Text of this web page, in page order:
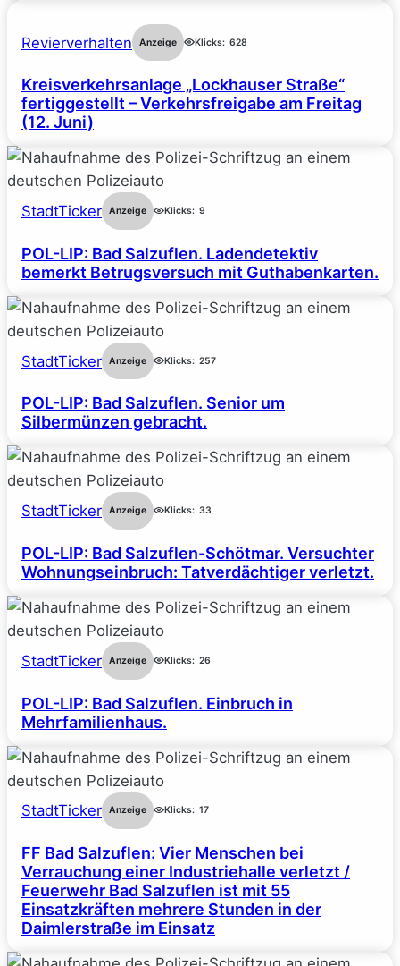
Revierverhalten Anzeige Klicks: 628
Kreisverkehrsanlage „Lockhauser Straße“
fertiggestellt – Verkehrsfreigabe am Freitag
(12. Juni)
StadtTicker Anzeige Klicks: 9
POL-LIP: Bad Salzuflen. Ladendetektiv
bemerkt Betrugsversuch mit Guthabenkarten.
StadtTicker Anzeige Klicks: 257
POL-LIP: Bad Salzuflen. Senior um
Silbermünzen gebracht.
StadtTicker Anzeige Klicks: 33
POL-LIP: Bad Salzuflen-Schötmar. Versuchter
Wohnungseinbruch: Tatverdächtiger verletzt.
StadtTicker Anzeige Klicks: 26
POL-LIP: Bad Salzuflen. Einbruch in
Mehrfamilienhaus.
StadtTicker Anzeige Klicks: 17
FF Bad Salzuflen: Vier Menschen bei
Verrauchung einer Industriehalle verletzt /
Feuerwehr Bad Salzuflen ist mit 55
Einsatzkräften mehrere Stunden in der
Daimlerstraße im Einsatz